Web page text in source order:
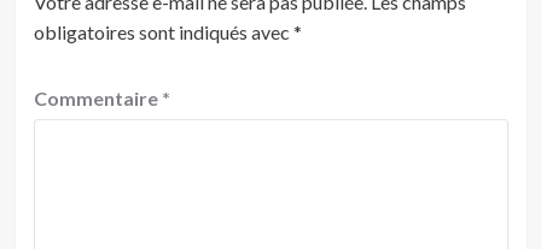
obligatoires sont indiqués avec *
Commentaire *